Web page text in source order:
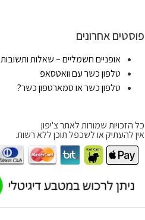
פוסטים אחרונים
אופניים חשמליים – שאלות ותשובות
טלפון כשר עם וואטסאפ
טלפון כשר או סמארטפון כשר?
כל הזכויות שמורות לאתר צ'יפון
אין להעתיק או לשכפל תוכן ללא רשות.